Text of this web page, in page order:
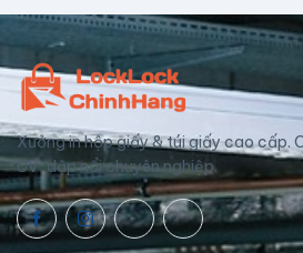
Xưởng in hộp giấy & túi giấy cao cấp.
UV, dập nổi chuyên nghiệp.